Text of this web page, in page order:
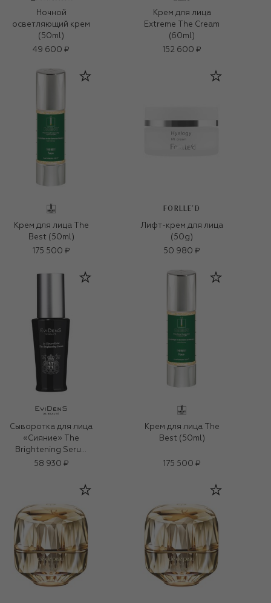
Ночной
осветляющий крем
(50ml)
49 600 ₽
Крем для лица
Extreme The Cream
(60ml)
152 600 ₽
Крем для лица The
Best (50ml)
175 500 ₽
FORLLE'D
Лифт-крем для лица
(50g)
50 980 ₽
Сыворотка для лица
«Сияние» The
Brightening Serum
(30ml)
58 930 ₽
Крем для лица The
Best (50ml)
175 500 ₽